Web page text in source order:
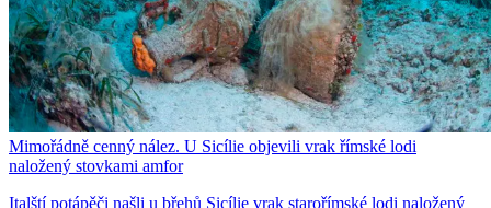
Mimořádně cenný nález. U Sicílie objevili vrak římské lodi
naložený stovkami amfor
Italští potápěči našli u břehů Sicílie vrak starořímské lodi naložený